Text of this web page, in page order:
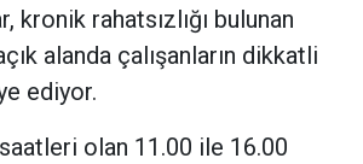
kronik rahatsızlığı bulunan
alanda çalışanların dikkatli
ediyor.
olan 11.00 ile 16.00